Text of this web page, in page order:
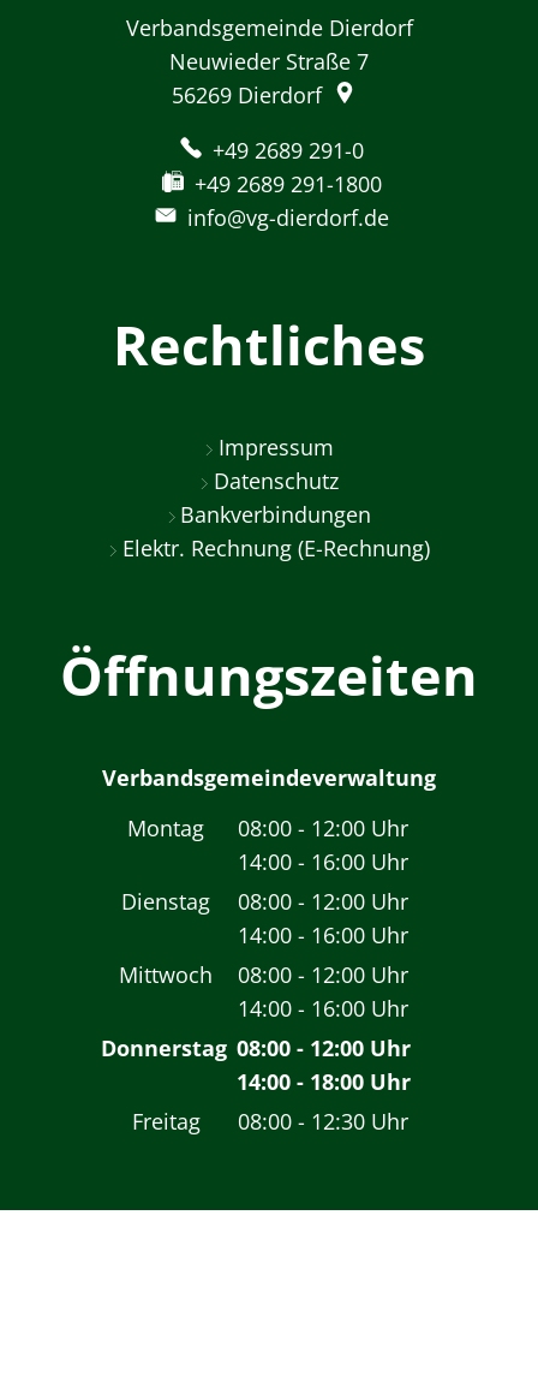
Verbandsgemeinde Dierdorf
Neuwieder Straße 7
56269 Dierdorf
+49 2689 291-0
+49 2689 291-1800
info@vg-dierdorf.de
Rechtliches
Impressum
Datenschutz
Bankverbindungen
Elektr. Rechnung (E-Rechnung)
Öffnungszeiten
Verbandsgemeindeverwaltung
Montag
08:00 - 12:00 Uhr
Von 08:00 bis 12:00
14:00 - 16:00 Uhr
Von 14:00 bis 16:00
Dienstag 08:00 - 12:00 Uhr
Von 08:00 bis 12:00
14:00 - 16:00 Uhr
Von 14:00 bis 16:00
Mittwoch 08:00 - 12:00 Uhr
Von 08:00 bis 12:00
14:00 - 16:00 Uhr
Von 14:00 bis 16:00
Donnerstag 08:00- 12:00Uhr
Von 08:00 bis 12:00
14:00- 18:00Uhr
Von 14:00 bis 18:00
Freitag 08:00 - 12:30 Uhr